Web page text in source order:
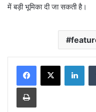
में बड़ी भूमिका दी जा सकती है।
Print